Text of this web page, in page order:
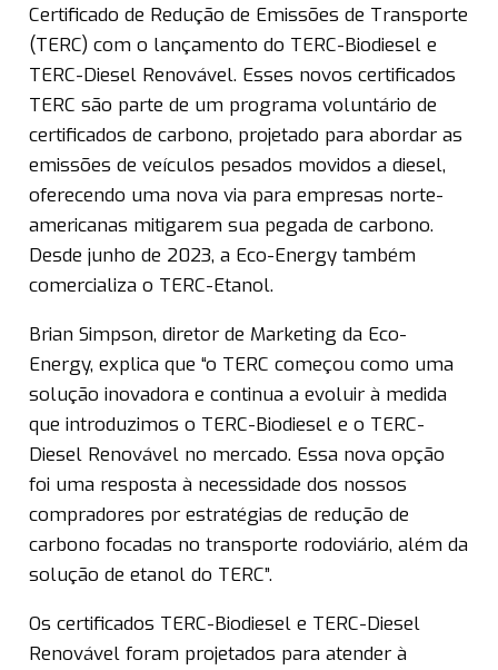
Certificado de Redução de Emissões de Transporte
(TERC) com o lançamento do TERC-Biodiesel e
TERC-Diesel Renovável. Esses novos certificados
TERC são parte de um programa voluntário de
certificados de carbono, projetado para abordar as
emissões de veículos pesados movidos a diesel,
oferecendo uma nova via para empresas norte-
americanas mitigarem sua pegada de carbono.
Desde junho de 2023, a Eco-Energy também
comercializa o TERC-Etanol.
Brian Simpson, diretor de Marketing da Eco-
Energy, explica que “o TERC começou como uma
solução inovadora e continua a evoluir à medida
que introduzimos o TERC-Biodiesel e o TERC-
Diesel Renovável no mercado. Essa nova opção
foi uma resposta à necessidade dos nossos
compradores por estratégias de redução de
carbono focadas no transporte rodoviário, além da
solução de etanol do TERC”.
Os certificados TERC-Biodiesel e TERC-Diesel
Renovável foram projetados para atender à